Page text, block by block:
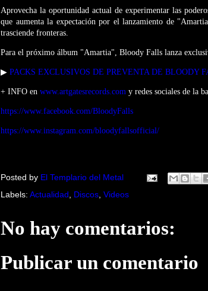
Aprovecha la oportunidad actual de experimentar las
que aumenta la expectación por el lanzamiento de
trasciende fronteras.
Para el próximo álbum "Amartia", Bloody Falls lanza
▶ PACKS EXCLUSIVOS DE PREVENTA DE BLOODY
+ INFO en www.artgatesrecords.com y redes sociales de la
https://www.facebook.com/BloodyFalls
https://www.instagram.com/bloodyfallsofficial/
Posted by El Templario del Metal
Labels: Actualidad Discos Videos
No hay comentarios:
Publicar un comentario